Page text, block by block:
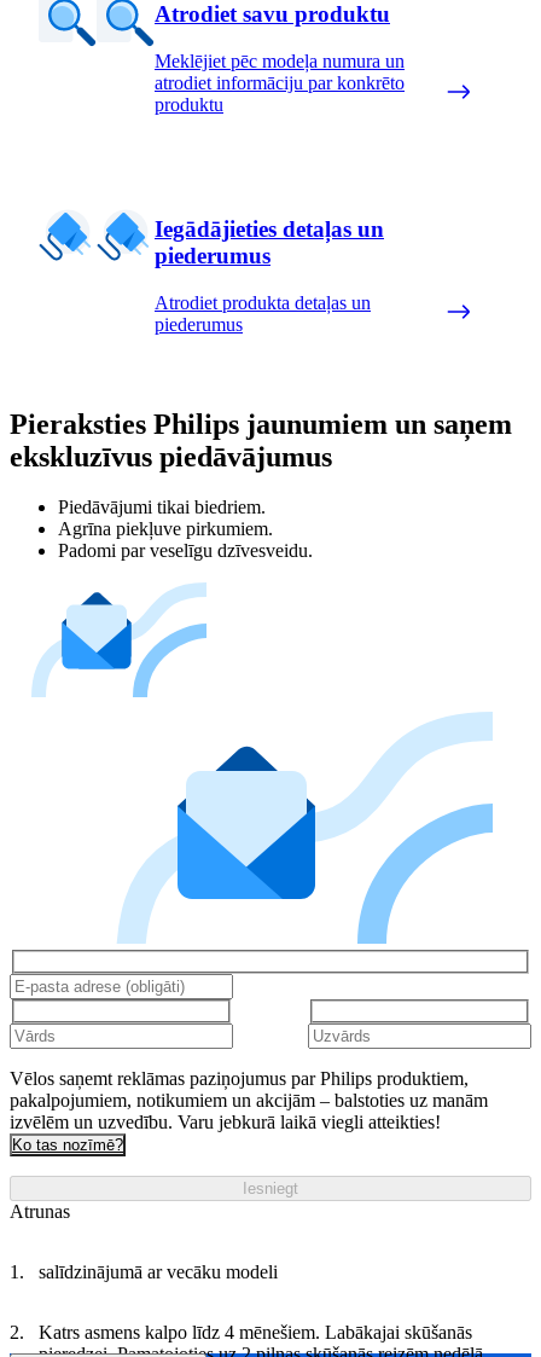
Atrodiet savu produktu
Meklējiet pēc modeļa numura un
atrodiet informāciju par konkrēto
produktu
Iegādājieties detaļas un
piederumus
Atrodiet produkta detaļas un
piederumus
Pieraksties Philips jaunumiem un saņem
ekskluzīvus piedāvājumus
Piedāvājumi tikai biedriem.
Agrīna piekļuve pirkumiem.
Padomi par veselīgu dzīvesveidu.
Vēlos saņemt reklāmas paziņojumus par Philips produktiem,
pakalpojumiem, notikumiem un akcijām – balstoties uz manām
izvēlēm un uzvedību. Varu jebkurā laikā viegli atteikties!
Ko tas nozīmē?
Iesniegt
Atrunas
salīdzinājumā ar vecāku modeli
Katrs asmens kalpo līdz 4 mēnešiem. Labākajai skūšanās